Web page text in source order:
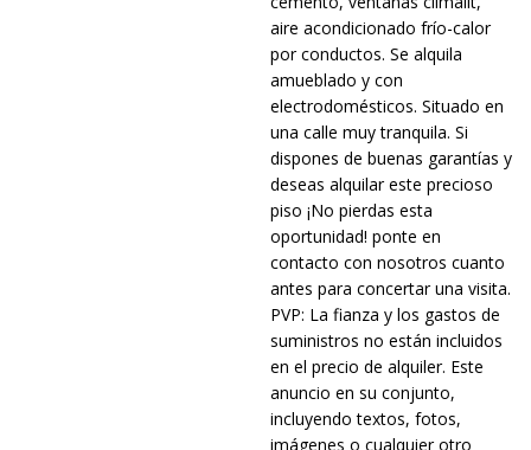
aire acondicionado frío-calor
por conductos. Se alquila
amueblado y con
electrodomésticos. Situado en
una calle muy tranquila. Si
dispones de buenas garantías y
deseas alquilar este precioso
piso ¡No pierdas esta
oportunidad! ponte en
contacto con nosotros cuanto
antes para concertar una visita.
PVP: La fianza y los gastos de
suministros no están incluidos
en el precio de alquiler. Este
anuncio en su conjunto,
incluyendo textos, fotos,
imágenes o cualquier otro